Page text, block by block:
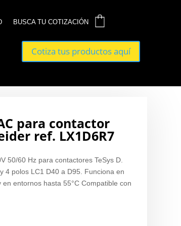
BUSCA TU COTIZACIÓN
Cotiza tus productos aquí
BUSCA TU COTIZACIÓN
Cotiza tus productos aquí
para contactor
ref. LX1D6R7
50/60 Hz para contactores TeSys D.
4 polos LC1 D40 a D95. Funciona en
entornos hasta 55°C Compatible con